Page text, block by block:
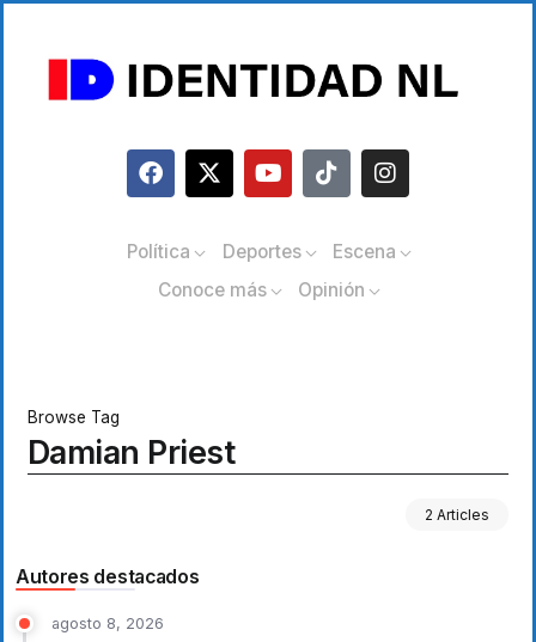
Política Deportes
Escena
Conoce más
Opinión
Browse Tag
Damian Priest
2 Articles
Autores destacados
agosto 8, 2026